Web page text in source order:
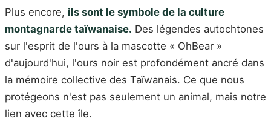
Plus encore, ils sont le symbole de la culture
montagnarde taïwanaise. Des légendes autochtones
sur l'esprit de l'ours à la mascotte « OhBear »
d'aujourd'hui, l'ours noir est profondément ancré dans
la mémoire collective des Taïwanais. Ce que nous
protégeons n'est pas seulement un animal, mais notre
lien avec cette île.